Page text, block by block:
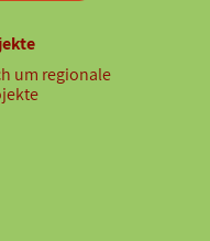
um regionale